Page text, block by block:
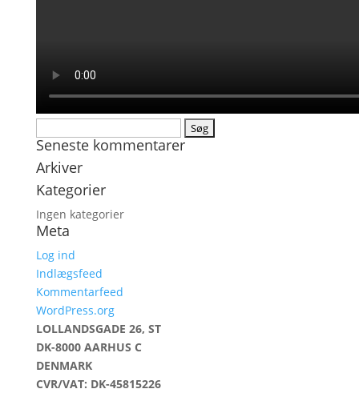
efter:
Seneste kommentarer
Arkiver
Kategorier
Ingen kategorier
Meta
Log ind
Indlægsfeed
Kommentarfeed
WordPress.org
LOLLANDSGADE 26, ST
DK-8000 AARHUS C
DENMARK
CVR/VAT: DK-45815226